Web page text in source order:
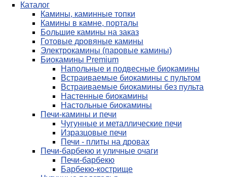
Каталог
Камины, каминные топки
Камины в камне, порталы
Большие камины на заказ
Готовые дровяные камины
Электрокамины (паровые камины)
Биокамины Premium
Напольные и подвесные биокамины
Встраиваемые биокамины с пультом
Встраиваемые биокамины без пульта
Настенные биокамины
Настольные биокамины
Печи-камины и печи
Чугунные и металлические печи
Изразцовые печи
Печи - плиты на дровах
Печи-барбекю и уличные очаги
Печи-барбекю
Барбекю-кострище